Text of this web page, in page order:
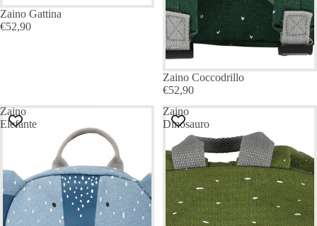
Zaino Gattina
€52,90
ESAURITO
Zaino Coccodrillo
€52,90
Zaino
Elefante
Zaino
Dinosauro